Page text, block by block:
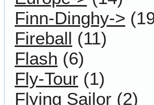
Finn-Dinghy->
Fireball (11)
Flash (6)
Fly-Tour (1)
Flying Sailor (2)